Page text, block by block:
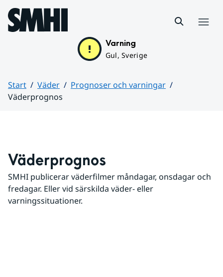
Hoppa till sidans innehåll
Varning
Gul, Sverige
Start Väder
Prognoser och varningar
Väderprognos
Väderprognos
SMHI publicerar väderfilmer måndagar, onsdagar och
fredagar. Eller vid särskilda väder- eller
varningssituationer.